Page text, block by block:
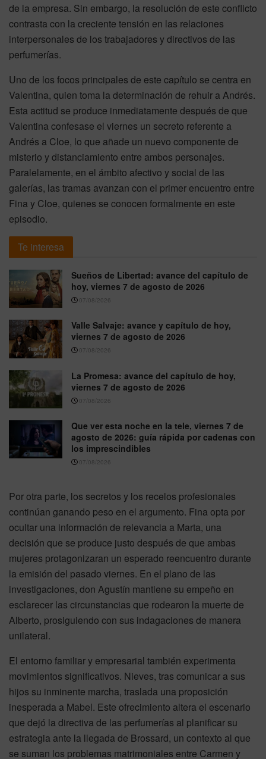
de la empresa. Sin embargo, la resolución de este conflicto
contrasta con la creciente tensión en las relaciones
interpersonales de los trabajadores y directivos de las
perfumerías.
Uno de los focos principales de este capítulo se centra en
Valentina, quien toma la determinación de rehuir a Andrés.
Esta actitud se produce inmediatamente después de que
Valentina confesase el viernes un secreto referente a
Andrés a Cloe, lo que añade un nuevo componente de
misterio y distanciamiento entre ambos personajes.
Paralelamente, en el ámbito afectivo y social de las
galerías, las tramas avanzan con el primer encuentro entre
Fina y Cloe, quienes se conocen formalmente en este
episodio.
Te interesa
Sueños de Libertad: avance del capítulo de
hoy, viernes 7 de agosto de 2026
07/08/2026
Valle Salvaje: avance y capítulo de hoy,
viernes 7 de agosto de 2026
07/08/2026
La Promesa: avance del capítulo de hoy,
viernes 7 de agosto de 2026
07/08/2026
Que ver esta noche en la tele, viernes 7 de
agosto de 2026: guía rápida por cadenas con
los imprescindibles
07/08/2026
Por otra parte, los secretos y los recelos profesionales
continúan ganando peso en el argumento. Fina opta por
ocultar una información de relevancia a Marta, una
decisión que se produce justo después de que ambas
mujeres protagonizaran un esperado reencuentro durante
la emisión del pasado viernes. En el plano de las
investigaciones, don Agustín mantiene su empeño en
esclarecer las circunstancias que rodearon la muerte de
Alberto, prosiguiendo con sus indagaciones de manera
unilateral.
El entorno familiar y empresarial también experimenta
movimientos significativos. Nieves, tras comunicar a sus
hijos su inminente marcha, traslada una proposición
inesperada a Mabel. Este ofrecimiento altera el escenario
que dejó la directiva de las perfumerías al planificar su
estrategia ante la llegada de Brossard, un contexto al que
se suman los problemas matrimoniales entre Carmen y